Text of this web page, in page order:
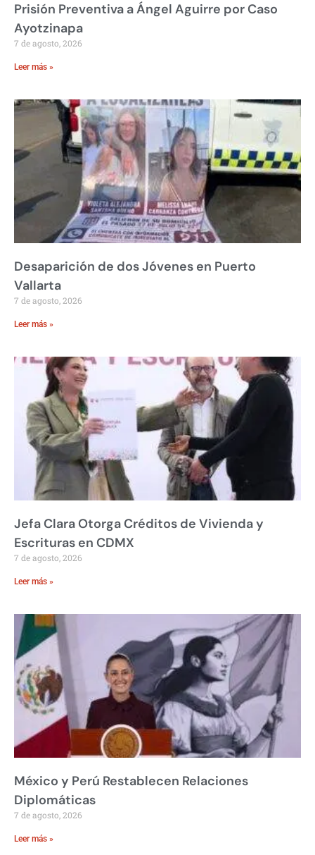
Prisión Preventiva a Ángel Aguirre por Caso
Ayotzinapa
7 de agosto, 2026
Leer más »
Desaparición de dos Jóvenes en Puerto
Vallarta
7 de agosto, 2026
Leer más »
Jefa Clara Otorga Créditos de Vivienda y
Escrituras en CDMX
7 de agosto, 2026
Leer más »
México y Perú Restablecen Relaciones
Diplomáticas
7 de agosto, 2026
Leer más »